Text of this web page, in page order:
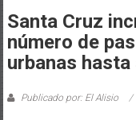
Santa Cruz
número de
urbanas hasta
Publicado por: El Alisio